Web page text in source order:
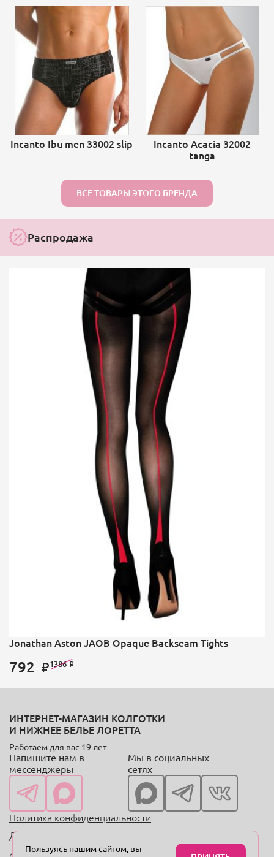
Incanto Ibu men 33002 slip
Incanto Acacia 32002
tanga
ВСЕ ТОВАРЫ ЭТОГО БРЕНДА
Распродажа
Jonathan Aston JAOB Opaque Backseam Tights
792 1386
ИНТЕРНЕТ-МАГАЗИН КОЛГОТКИ
И НИЖНЕЕ БЕЛЬЕ ЛОРЕТТА
Работаем для вас 19 лет
Политика конфиденциальности
Договор оферты
Напишите нам в
мессенджеры
Мы в социальных
сетях
Пользуясь нашим сайтом, вы